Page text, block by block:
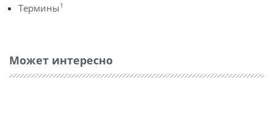
Термины1
Может интересно